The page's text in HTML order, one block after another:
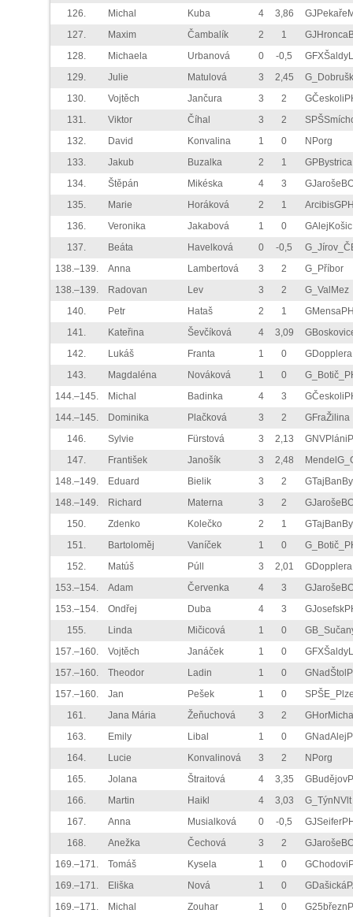
126.
Michal Kuba 4 3,86
127.
Maxim Čambalík 2 1
128.
Michaela Urbanová 0 -0,5
129.
Julie Matulová 3 2,45
130.
Vojtěch Jančura 3 2
131.
Viktor Číhal 3 2
132.
David Konvalina 1 0
NPorg
133.
Jakub Buzalka 2 1
GPBystrica
134.
Štěpán Mikéska 4 3
135.
Marie Horáková 2 1
136.
Veronika Jakabová 1 0
GAlejKošic
137.
Beáta Havelková 0 -0,5
138.–139.
Anna Lambertová 3 2
G_Příbor
138.–139.
Radovan Lev 3 2
G_ValMez
140.
Petr Hataš 2 1
141.
Kateřina Ševčíková 4 3,09
142.
Lukáš Franta 1 0
143.
Magdaléna Nováková 1 0
144.–145.
Michal Badinka 4 3
144.–145.
Dominika Plačková 3 2
GFraŽilina
146.
Sylvie Fürstová 3 2,13
147.
František Janošík 3 2,48
148.–149.
Eduard Bielik 3 2
148.–149.
Richard Materna 3 2
150.
Zdenko Kolečko 2 1
151.
Bartoloměj Vaníček 1 0
152.
Matúš Púll 3 2,01
153.–154.
Adam Červenka 4 3
153.–154.
Ondřej Duba 4 3
155.
Linda Mičicová 1 0
157.–160.
Vojtěch Janáček 1 0
157.–160.
Theodor Ladin 1 0
157.–160.
Jan Pešek 1 0
161.
Jana Mária Žeňuchová 3 2
163.
Emily Libal 1 0
164.
Lucie Konvalinová 3 2
NPorg
165.
Jolana Štraitová 4 3,35
166.
Martin Haikl 4 3,03
G_TýnNVlt
167.
Anna Musialková 0 -0,5
168.
Anežka Čechová 3 2
169.–171.
Tomáš Kysela 1 0
169.–171.
Eliška Nová 1 0
169.–171.
Michal Zouhar 1 0